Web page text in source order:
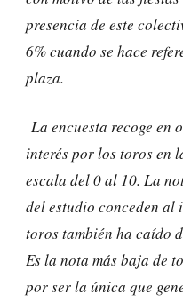
presencia de este
6% cuando se hace
plaza.
La encuesta recoge en
interés por los toros en
escala del 0 al 10. La
del estudio conceden al
toros también ha caído
Es la nota más baja de
por ser la única que